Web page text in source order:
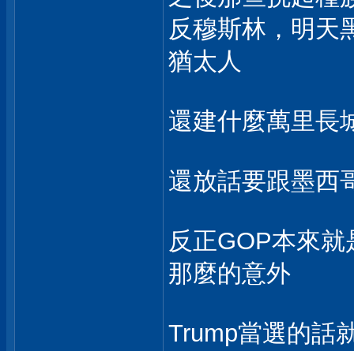
反穆斯林，明天
猶太人
還建什麼萬里長
還放話要跟墨西
反正GOP本來
那麼的意外
Trump當選的話